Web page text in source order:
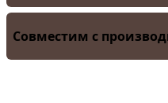
Совместим с